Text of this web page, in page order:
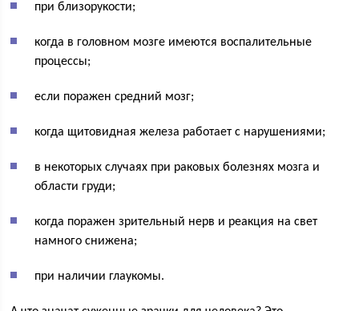
при близорукости;
когда в головном мозге имеются воспалительные
процессы;
если поражен средний мозг;
когда щитовидная железа работает с нарушениями;
в некоторых случаях при раковых болезнях мозга и
области груди;
когда поражен зрительный нерв и реакция на свет
намного снижена;
при наличии глаукомы.